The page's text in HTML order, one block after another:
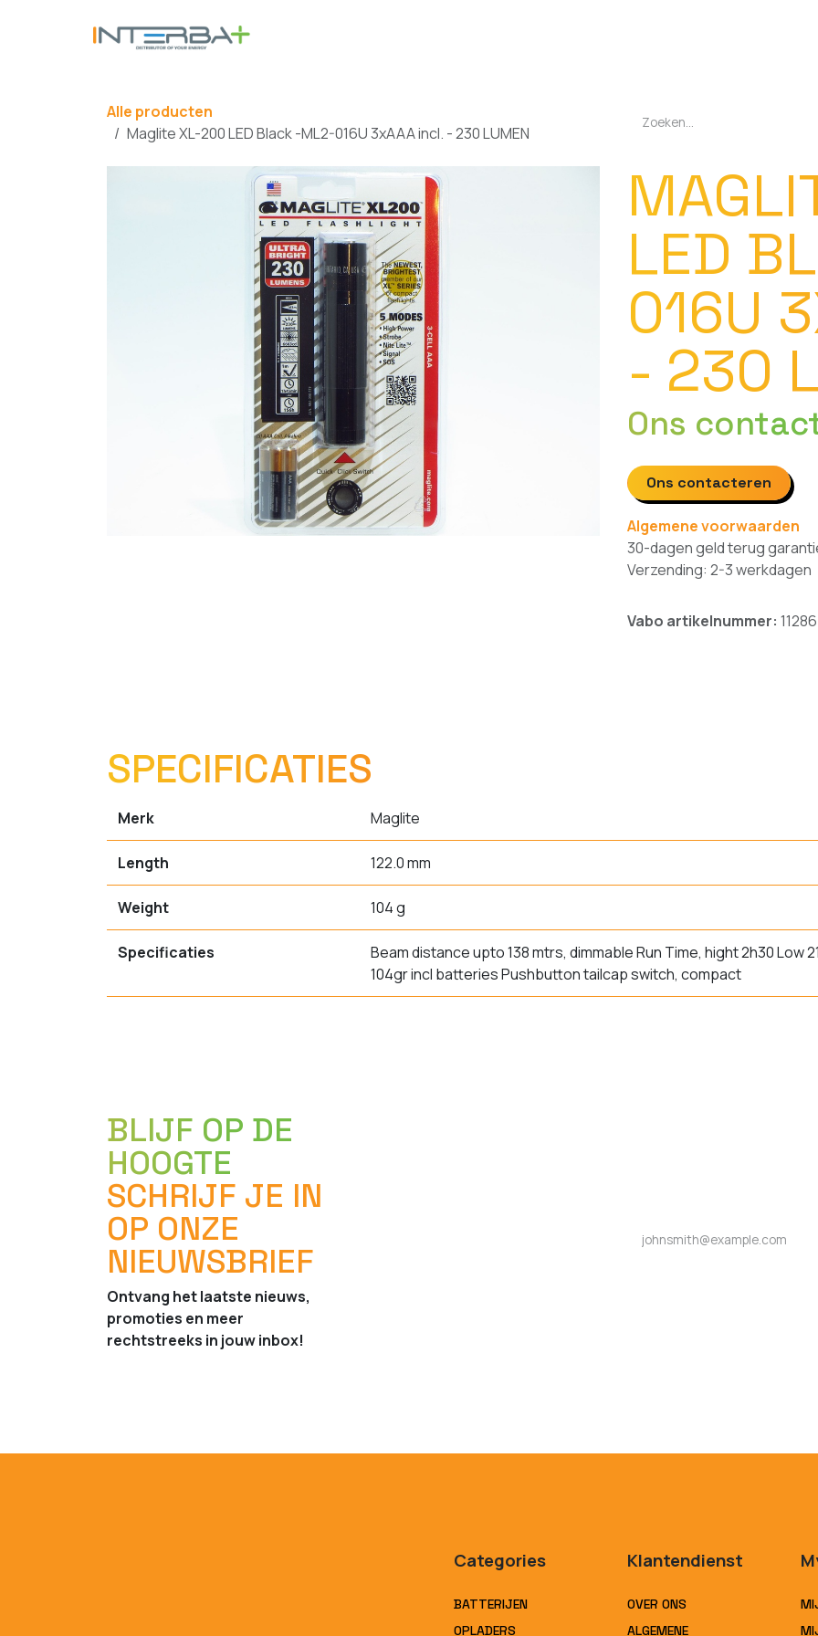
Alle producten
Maglite XL-200 LED Black -ML2-016U 3xAAA incl. - 230 LUMEN
LED
016U
- 230
Ons
Ons contacteren
Algemene voorwaarden
30-dagen geld terug
Verzending: 2-3 werkdagen
Vabo artikelnummer: 11286
SPECIFICATIES
Merk Maglite
Length 122.0 mm
Weight 104 g
Specificaties
Beam distance upto 138 mtrs, dimmable Run Time, hight 2h30 Low
104gr incl batteries Pushbutton tailcap switch, compact
BLIJF OP DE
HOOGTE
SCHRIJF JE IN
OP ONZE
NIEUWSBRIEF
Ontvang het laatste nieuws,
promoties en meer
rechtstreeks in jouw inbox!
Categories
BATTERIJEN
OPLADERS
Klantendienst
OVER ONS
ALGEMENE